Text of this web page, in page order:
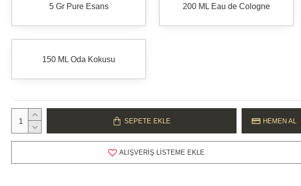
5 Gr Pure Esans 200 ML Eau de Cologne
150 ML Oda Kokusu
SEPETE EKLE HEMEN AL
ALIŞVERIŞ LISTEME EKLE